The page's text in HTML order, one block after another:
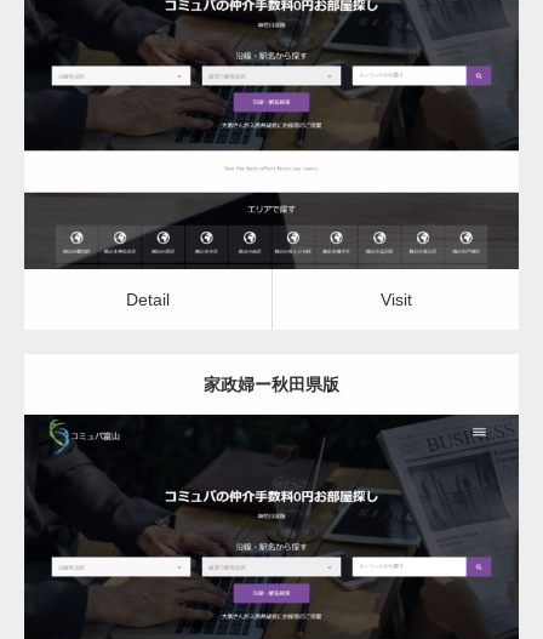
更新日： 2022.12.06
Detail Visit
Detail Visit
家政婦ー秋田県版
更新日： 2022.12.06
Detail Visit